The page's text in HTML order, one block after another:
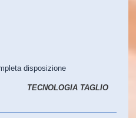
disposizione
TECNOLOGIA TAGLIO